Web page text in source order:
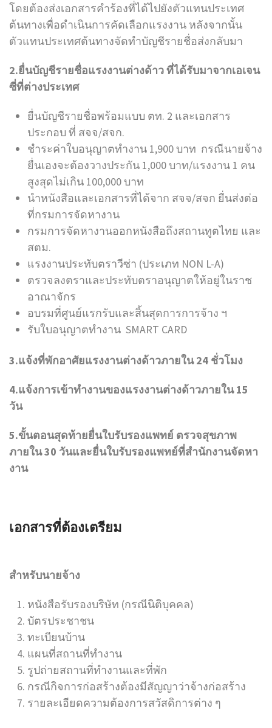
โดยต้องส่งเอกสารคำร้องที่ได้ไปยังตัวแทนประเทศ
ต้นทางเพื่อดำเนินการคัดเลือกแรงงาน หลังจากนั้น
ตัวแทนประเทศต้นทางจัดทำบัญชีรายชื่อส่งกลับมา
2.ยื่นบัญชีรายชื่อแรงงานต่างด้าว ที่ได้รับมาจากเอเจน
ซี่ที่ต่างประเทศ
ยื่นบัญชีรายชื่อพร้อมแบบ ตท. 2 และเอกสาร
ประกอบ ที่ สจจ/สจก.
ชำระค่าใบอนุญาตทำงาน 1,900 บาท กรณีนายจ้าง
ยื่นเองจะต้องวางประกัน 1,000 บาท/แรงงาน 1 คน
สูงสุดไม่เกิน 100,000 บาท
นำหนังสือและเอกสารที่ได้จาก สจจ/สจก ยื่นส่งต่อ
ที่กรมการจัดหางาน
กรมการจัดหางานออกหนังสือถึงสถานทูตไทย และ
สตม.
แรงงานประทับตราวีซ่า (ประเภท NON L-A)
ตรวจลงตราและประทับตราอนุญาตให้อยู่ในราช
อาณาจักร
อบรมที่ศูนย์แรกรับและสิ้นสุดการการจ้าง ฯ
รับใบอนุญาตทำงาน SMART CARD
3.แจ้งที่พักอาศัยแรงงานต่างด้าวภายใน 24 ชั่วโมง
4.แจ้งการเข้าทำงานของแรงงานต่างด้าวภายใน 15
วัน
5.ขั้นตอนสุดท้ายยื่นใบรับรองแพทย์ ตรวจสุขภาพ
ภายใน 30 วันและยื่นใบรับรองแพทย์ที่สำนักงานจัดหา
งาน
เอกสารที่ต้องเตรียม
สำหรับนายจ้าง
หนังสือรับรองบริษัท (กรณีนิติบุคคล)
บัตรประชาชน
ทะเบียนบ้าน
แผนที่สถานที่ทำงาน
รูปถ่ายสถานที่ทำงานและที่พัก
กรณีกิจการก่อสร้างต้องมีสัญญาว่าจ้างก่อสร้าง
รายละเอียดความต้องการสวัสดิการต่าง ๆ